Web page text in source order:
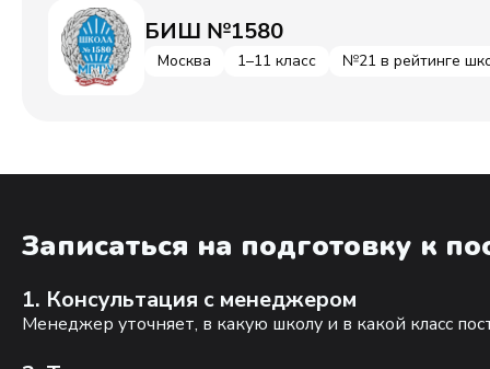
БИШ №1580
Москва 1–11 класс №21 в рейтинге
Записаться на подготовку к
1. Консультация с менеджером
Менеджер уточняет, в какую школу и в какой класс